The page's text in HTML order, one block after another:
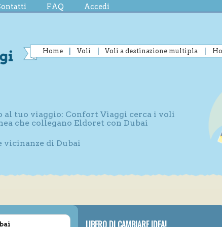
FAQ Accedi
Home Voli Voli a destinazione multipla
tuo viaggio: Confort Viaggi cerca i voli
che collegano Eldoret con Dubai
di Dubai
LIBERO DI CAMBIARE IDEA!